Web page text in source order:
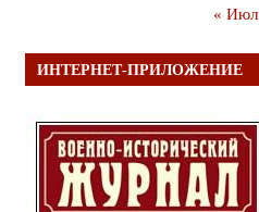
« Июл
ИНТЕРНЕТ-ПРИЛОЖЕНИЕ